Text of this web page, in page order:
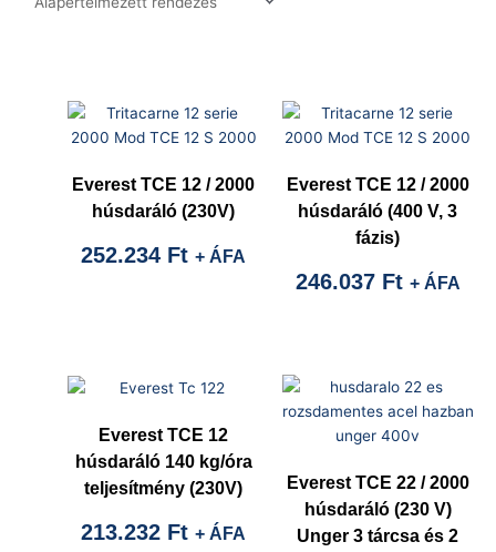
Everest TCE 12 / 2000
húsdaráló (230V)
252.234 Ft + ÁFA
Everest TCE 12 / 2000
húsdaráló (400 V, 3
fázis)
246.037 Ft + ÁFA
Everest TCE 12
húsdaráló 140 kg/óra
teljesítmény (230V)
213.232 Ft + ÁFA
Everest TCE 22 / 2000
húsdaráló (230 V)
Unger 3 tárcsa és 2